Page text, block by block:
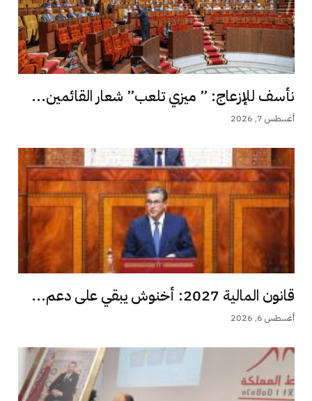
نأسف للإزعاج: ” ميزي تلعب” شعار القائمين...
أغسطس 7, 2026
قانون المالية 2027: أخنوش يبقي على دعم...
أغسطس 6, 2026